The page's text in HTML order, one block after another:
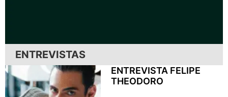
ENTREVISTAS
ENTREVISTA FELIPE
THEODORO